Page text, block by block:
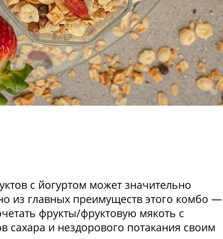
Фото предоставлены заведением
с йогуртом может значительно
из главных преимуществ этого комбо —
фрукты/фруктовую мякоть с
сахара и нездорового потакания своим